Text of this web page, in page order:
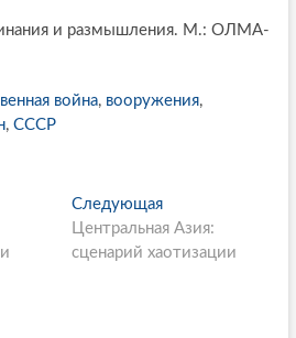
и размышления. М.: ОЛМА-
война, вооружения,
, СССР
Следующая
л
е
Центральная Азия:
сценарий хаотизации